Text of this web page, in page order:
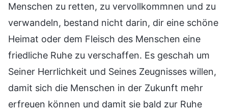
Menschen zu retten, zu vervollkommnen und zu
verwandeln, bestand nicht darin, dir eine schöne
Heimat oder dem Fleisch des Menschen eine
friedliche Ruhe zu verschaffen. Es geschah um
Seiner Herrlichkeit und Seines Zeugnisses willen,
damit sich die Menschen in der Zukunft mehr
erfreuen können und damit sie bald zur Ruhe